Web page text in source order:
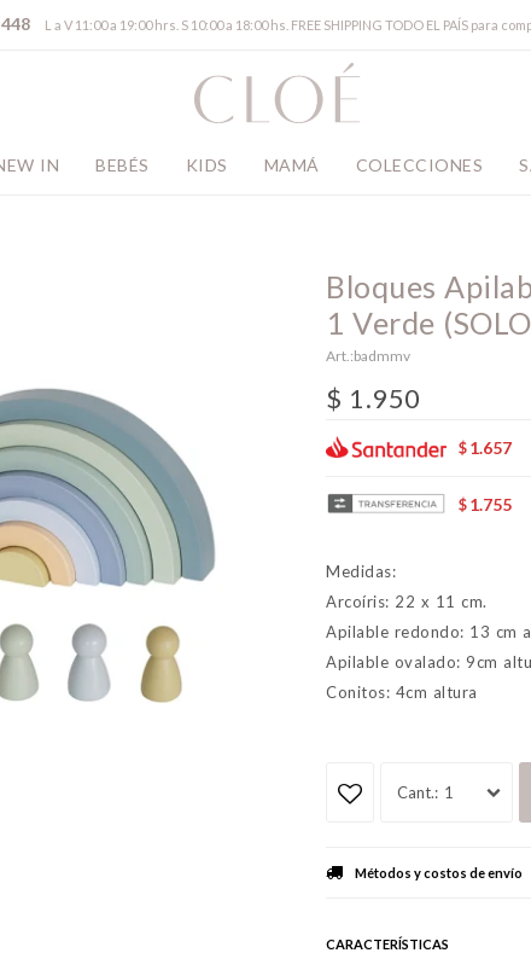
IN BEBÉS KIDS MAMÁ COLECCIONES
L a V 11:00 a 19:00 hrs. S 10:00 a 18:00 hs. FREE SHIPPING TODO EL PAÍS para
Bloques
1 Verde
badmmv
$ 1.950
$ 1.657
$ 1.755
Medidas:
Arcoíris: 22 x 11 cm.
Apilable redondo: 13 cm
Apilable ovalado: 9cm
Conitos: 4cm altura
1
Métodos y costos de envío
CARACTERÍSTICAS